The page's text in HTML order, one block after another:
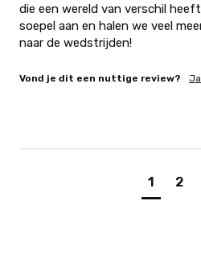
die een wereld van verschil
soepel aan en halen we veel
naar de wedstrijden!
Vond je dit een nuttige review? Ja
1 2